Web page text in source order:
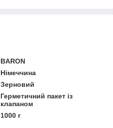
BARON
Німеччина
Зерновий
Герметичний пакет із
клапаном
1000 г